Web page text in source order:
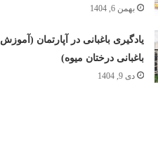
بهمن 6, 1404
یادگیری باغبانی در آپارتمان (آموزش
باغبانی درختان میوه)
دی 9, 1404